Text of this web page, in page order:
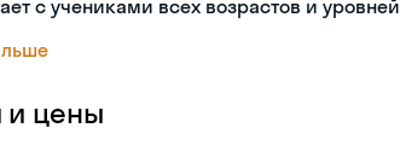
с учениками всех возрастов и уровней
и цены